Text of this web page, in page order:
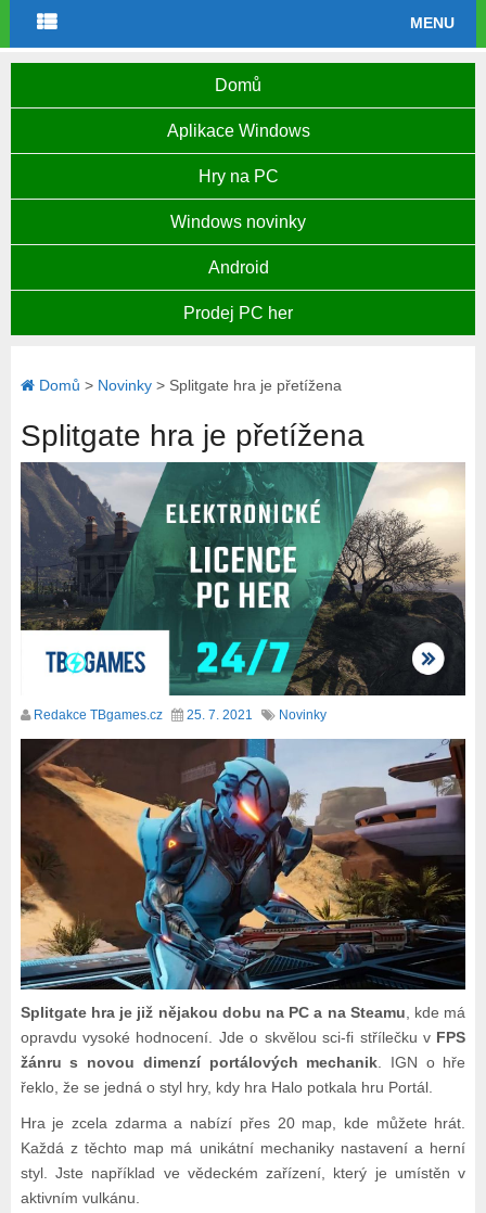
MENU
Domů
Aplikace Windows
Hry na PC
Windows novinky
Android
Prodej PC her
Domů > Novinky> Splitgate hra je přetížena
Splitgate hra je přetížena
Redakce TBgames.cz 25. 7. 2021 Novinky
Splitgate hra je již nějakou dobu na PC a na Steamu , kde má
opravdu vysoké hodnocení. Jde o skvělou sci-fi střílečku v FPS
žánru s novou dimenzí portálových mechanik . IGN o hře
řeklo, že se jedná o styl hry, kdy hra Halo potkala hru Portál.
Hra je zcela zdarma a nabízí přes 20 map, kde můžete hrát.
Každá z těchto map má unikátní mechaniky nastavení a herní
styl. Jste například ve vědeckém zařízení, který je umístěn v
aktivním vulkánu.